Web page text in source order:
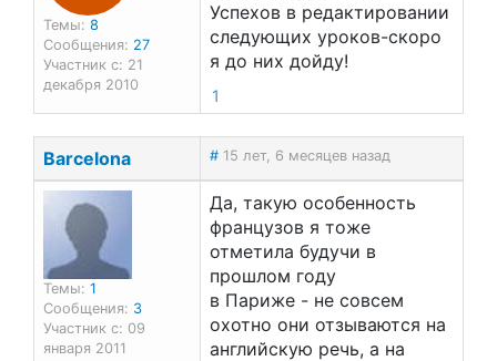
Темы: 8
Сообщения: 27
Участник с: 21
декабря 2010
Успехов в редактировании
следующих уроков-скоро
я до них дойду!
1
Barcelona # 15 лет, 6 месяцев назад
Темы: 1
Сообщения: 3
Участник с: 09
января 2011
Да, такую особенность
французов я тоже
отметила будучи в
прошлом году
в Париже - не совсем
охотно они отзываются на
английскую речь, а на